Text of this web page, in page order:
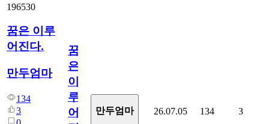
196530
꿈은 이루
어진다.
만두엄마
134
3
꿈
은
이
루
어
만두엄마 26.07.05 134 3